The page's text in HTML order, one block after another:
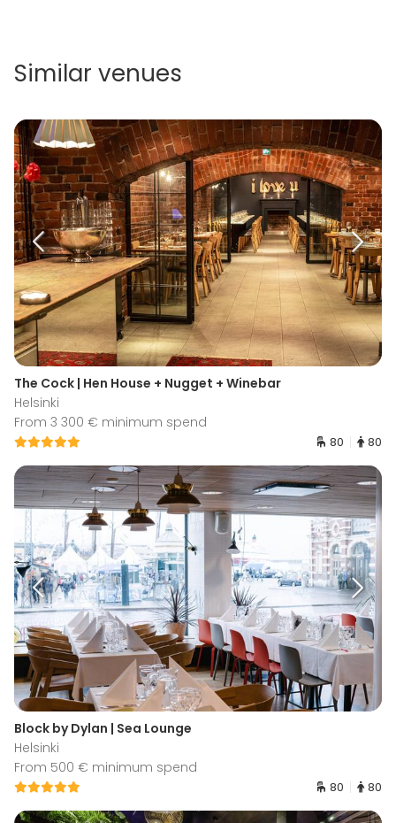
Similar venues
The Cock | Hen House + Nugget + Winebar
Helsinki
From 3 300 € minimum spend
80 80
Block by Dylan | Sea Lounge
Helsinki
From 500 € minimum spend
80 80